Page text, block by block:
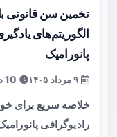
تخمین سن قانونی
الگوریتم‌های
پانورامیک
خلاصه سریع برای